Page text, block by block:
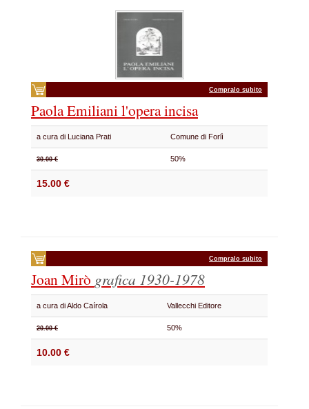
Compralo subito
Paola Emiliani l'opera incisa
a cura di Luciana Prati Comune di Forlì
30.00 € 50%
15.00 €
Compralo subito
Joan Mirò grafica 1930-1978
a cura di Aldo Caírola Vallecchi Editore
20.00 € 50%
10.00 €